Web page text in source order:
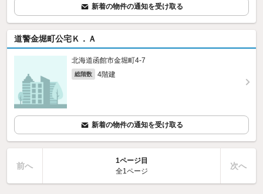
新着の物件の通知を受け取る
道警金堀町公宅Ｋ．Ａ
北海道函館市金堀町4-7
総階数 4階建
新着の物件の通知を受け取る
前へ
1ページ目
全1ページ
次へ